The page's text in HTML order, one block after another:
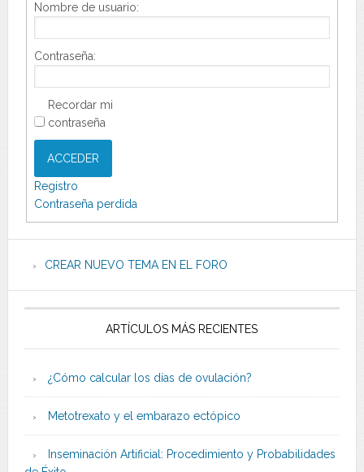
Nombre de usuario:
Contraseña:
Recordar mi
contraseña
ACCEDER
Registro
Contraseña perdida
CREAR NUEVO TEMA EN EL FORO
ARTÍCULOS MÁS RECIENTES
¿Cómo calcular los días de ovulación?
Metotrexato y el embarazo ectópico
Inseminación Artificial: Procedimiento y Probabilidades